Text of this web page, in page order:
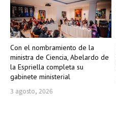
Con el nombramiento de la
ministra de Ciencia, Abelardo de
la Espriella completa su
gabinete ministerial
3 agosto, 2026